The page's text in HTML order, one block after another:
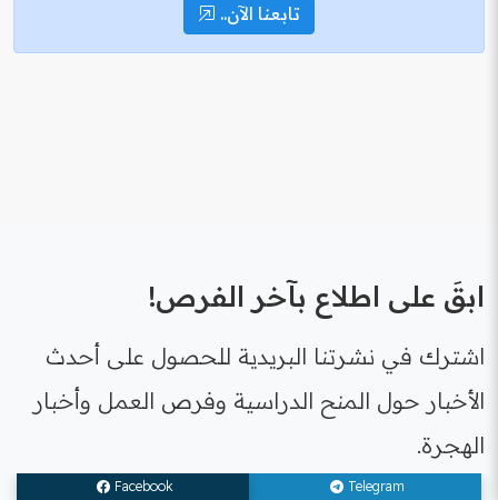
تابعنا الآن..
Telegram
Facebook
ابقَ على اطلاع بآخر الفرص!
اشترك في نشرتنا البريدية للحصول على أحدث
الأخبار حول المنح الدراسية وفرص العمل وأخبار
الهجرة.